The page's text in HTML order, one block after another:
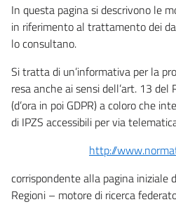
In questa pagina si descrivono le
in riferimento al trattamento dei
lo consultano.
Si tratta di un’informativa per la
resa anche ai sensi dell’art. 13
(d’ora in poi GDPR) a coloro che
di IPZS accessibili per via
http://
corrispondente alla pagina iniziale
Regioni – motore di ricerca